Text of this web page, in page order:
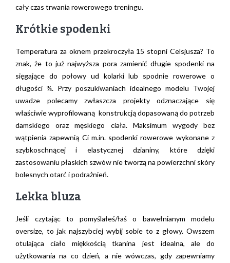
cały czas trwania rowerowego treningu.
Krótkie spodenki
Temperatura za oknem przekroczyła 15 stopni Celsjusza? To
znak, że to już najwyższa pora zamienić długie spodenki na
sięgające do połowy ud kolarki lub spodnie rowerowe o
długości ¾. Przy poszukiwaniach idealnego modelu Twojej
uwadze polecamy zwłaszcza projekty odznaczające się
właściwie wyprofilowaną konstrukcją dopasowaną do potrzeb
damskiego oraz męskiego ciała. Maksimum wygody bez
wątpienia zapewnią Ci m.in. spodenki rowerowe wykonane z
szybkoschnącej i elastycznej dzianiny, które dzięki
zastosowaniu płaskich szwów nie tworzą na powierzchni skóry
bolesnych otarć i podrażnień.
Lekka bluza
Jeśli czytając to pomyślałeś/łaś o bawełnianym modelu
oversize, to jak najszybciej wybij sobie to z głowy. Owszem
otulająca ciało miękkością tkanina jest idealna, ale do
użytkowania na co dzień, a nie wówczas, gdy zapewniamy